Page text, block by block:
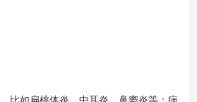
如扁桃体炎、中耳炎、鼻窦炎等；病